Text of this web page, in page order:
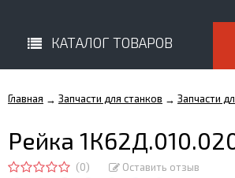
КАТАЛОГ ТОВАРОВ
Главная → Запчасти для станков → Запчасти
Рейка
(0) Оставить отзыв